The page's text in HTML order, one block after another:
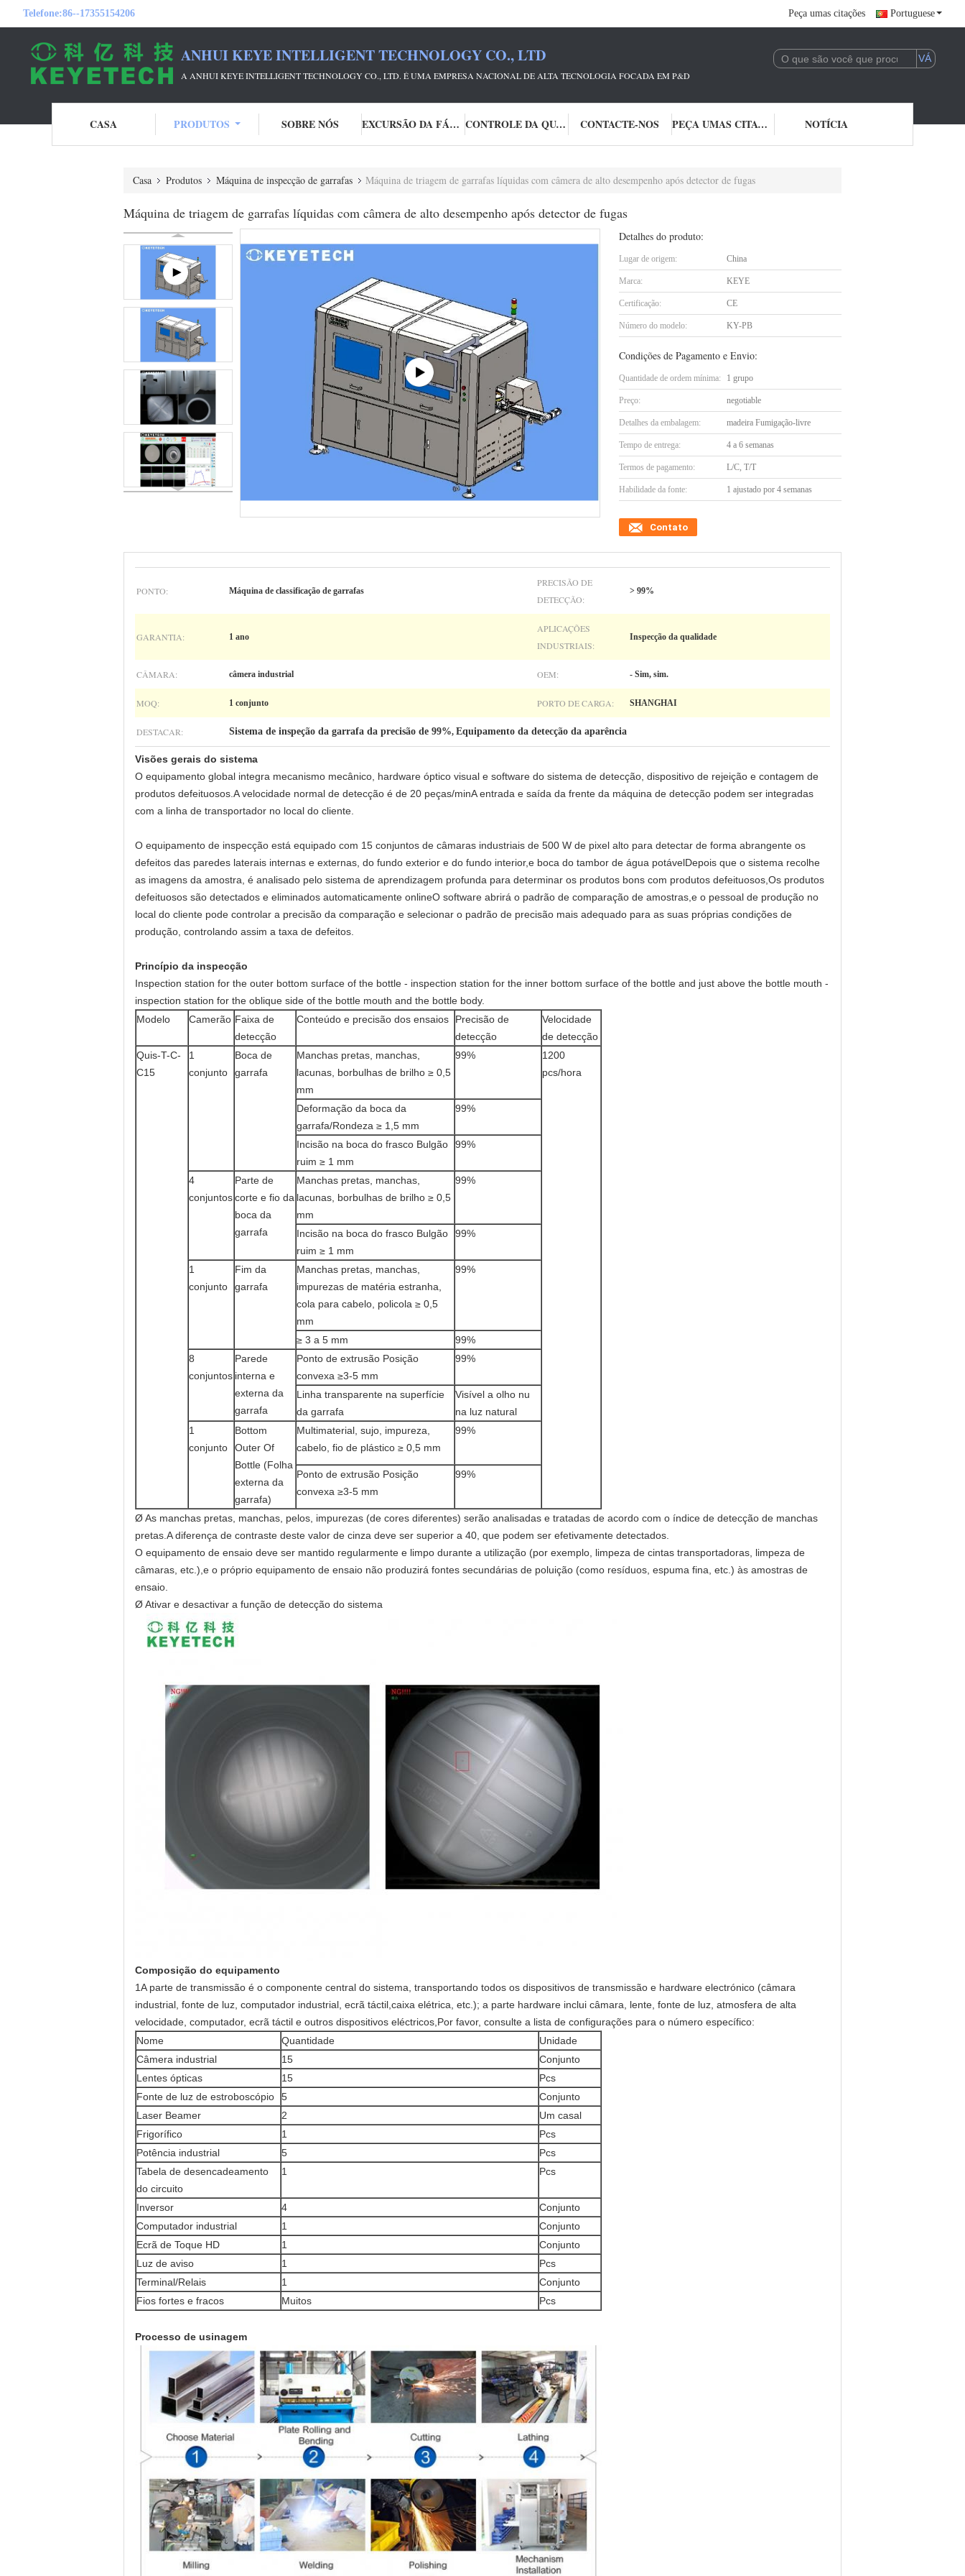
Telefone:86--17355154206 Peça umas citações Portuguese
ANHUI KEYE INTELLIGENT TECHNOLOGY CO., LTD
A ANHUI KEYE INTELLIGENT TECHNOLOGY CO., LTD. É UMA EMPRESA NACIONAL DE ALTA TECNOLOGIA FOCADA EM P&D E APLICAÇÃO DE TECNOLOGIA DE IA. ESTAMOS
CASA PRODUTOS SOBRE NÓS EXCURSÃO DA FÁBRICA CONTROLE DA QUALIDADE CONTACTE-NOS PEÇA UMAS CITAÇÕES NOTÍCIA
Casa Produtos Máquina de inspecção de garrafas Máquina de triagem de garrafas líquidas com câmera de alto desempenho após detector de fugas
Máquina de triagem de garrafas líquidas com câmera de alto desempenho após detector de fugas
Detalhes do produto:
Lugar de origem: China
Marca: KEYE
Certificação: CE
Número do modelo: KY-PB
Condições de Pagamento e Envio:
Quantidade de ordem mínima: 1 grupo
Preço: negotiable
Detalhes da embalagem: madeira Fumigação-livre
Tempo de entrega: 4 a 6 semanas
Termos de pagamento: L/C, T/T
Habilidade da fonte: 1 ajustado por 4 semanas
Contato
PONTO: Máquina de classificação de garrafas
PRECISÃO DE
DETECÇÃO:
> 99%
GARANTIA: 1 ano
APLICAÇÕES
INDUSTRIAIS:
Inspecção da qualidade
CÂMARA: câmera industrial OEM: - Sim, sim.
MOQ: 1 conjunto PORTO DE CARGA: SHANGHAI
DESTACAR: Sistema de inspeção da garrafa da precisão de 99%, Equipamento da detecção da aparência
Visões gerais do sistema
O equipamento global integra mecanismo mecânico, hardware óptico visual e software do sistema de detecção, dispositivo de rejeição e contagem de
produtos defeituosos.A velocidade normal de detecção é de 20 peças/minA entrada e saída da frente da máquina de detecção podem ser integradas
com a linha de transportador no local do cliente.
O equipamento de inspecção está equipado com 15 conjuntos de câmaras industriais de 500 W de pixel alto para detectar de forma abrangente os
defeitos das paredes laterais internas e externas, do fundo exterior e do fundo interior,e boca do tambor de água potávelDepois que o sistema recolhe
as imagens da amostra, é analisado pelo sistema de aprendizagem profunda para determinar os produtos bons com produtos defeituosos,Os produtos
defeituosos são detectados e eliminados automaticamente onlineO software abrirá o padrão de comparação de amostras,e o pessoal de produção no
local do cliente pode controlar a precisão da comparação e selecionar o padrão de precisão mais adequado para as suas próprias condições de
produção, controlando assim a taxa de defeitos.
Princípio da inspecção
Inspection station for the outer bottom surface of the bottle - inspection station for the inner bottom surface of the bottle and just above the bottle mouth -
inspection station for the oblique side of the bottle mouth and the bottle body.
Modelo
Camerão Faixa de
detecção
Conteúdo e precisão dos ensaios
Precisão de
detecção
Velocidade
de detecção
Quis-T-C-
C15
1
conjunto
Boca de
garrafa
Manchas pretas, manchas,
lacunas, borbulhas de brilho ≥ 0,5
mm
99%
1200
pcs/hora
Deformação da boca da
garrafa/Rondeza ≥ 1,5 mm
99%
Incisão na boca do frasco Bulgão
ruim ≥ 1 mm
99%
4
conjuntos
Parte de
corte e fio da
boca da
garrafa
Manchas pretas, manchas,
lacunas, borbulhas de brilho ≥ 0,5
mm
99%
Incisão na boca do frasco Bulgão
ruim ≥ 1 mm
99%
1
conjunto
Fim da
garrafa
Manchas pretas, manchas,
impurezas de matéria estranha,
cola para cabelo, policola ≥ 0,5
mm
99%
≥ 3 a 5 mm
99%
8
conjuntos
Parede
interna e
externa da
garrafa
Ponto de extrusão Posição
convexa ≥3-5 mm
99%
Linha transparente na superfície
da garrafa
Visível a olho nu
na luz natural
1
conjunto
Bottom
Outer Of
Bottle (Folha
externa da
garrafa)
Multimaterial, sujo, impureza,
cabelo, fio de plástico ≥ 0,5 mm
99%
Ponto de extrusão Posição
convexa ≥3-5 mm
99%
Ø As manchas pretas, manchas, pelos, impurezas (de cores diferentes) serão analisadas e tratadas de acordo com o índice de detecção de manchas
pretas.A diferença de contraste deste valor de cinza deve ser superior a 40, que podem ser efetivamente detectados.
O equipamento de ensaio deve ser mantido regularmente e limpo durante a utilização (por exemplo, limpeza de cintas transportadoras, limpeza de
câmaras, etc.),e o próprio equipamento de ensaio não produzirá fontes secundárias de poluição (como resíduos, espuma fina, etc.) às amostras de
ensaio.
Ø Ativar e desactivar a função de detecção do sistema
Composição do equipamento
1A parte de transmissão é o componente central do sistema, transportando todos os dispositivos de transmissão e hardware electrónico (câmara
industrial, fonte de luz, computador industrial, ecrã táctil,caixa elétrica, etc.); a parte hardware inclui câmara, lente, fonte de luz, atmosfera de alta
velocidade, computador, ecrã táctil e outros dispositivos eléctricos,Por favor, consulte a lista de configurações para o número específico:
Nome
Quantidade
Unidade
Câmera industrial
15
Conjunto
Lentes ópticas
15
Pcs
Fonte de luz de estroboscópio
5
Conjunto
Laser Beamer
2
Um casal
Frigorífico
1
Pcs
Potência industrial
5
Pcs
Tabela de desencadeamento
do circuito
1 Pcs
Inversor 4
Conjunto
Computador industrial
1
Conjunto
Ecrã de Toque HD
1
Conjunto
Luz de aviso
1
Pcs
Terminal/Relais
1
Conjunto
Fios fortes e fracos
Muitos Pcs
Processo de usinagem